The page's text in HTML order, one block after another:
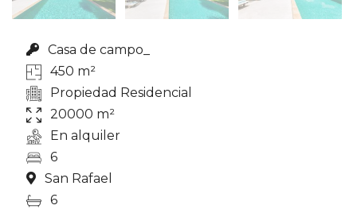
Casa de campo_
450 m²
Propiedad Residencial
20000 m²
En alquiler
6
San Rafael
6